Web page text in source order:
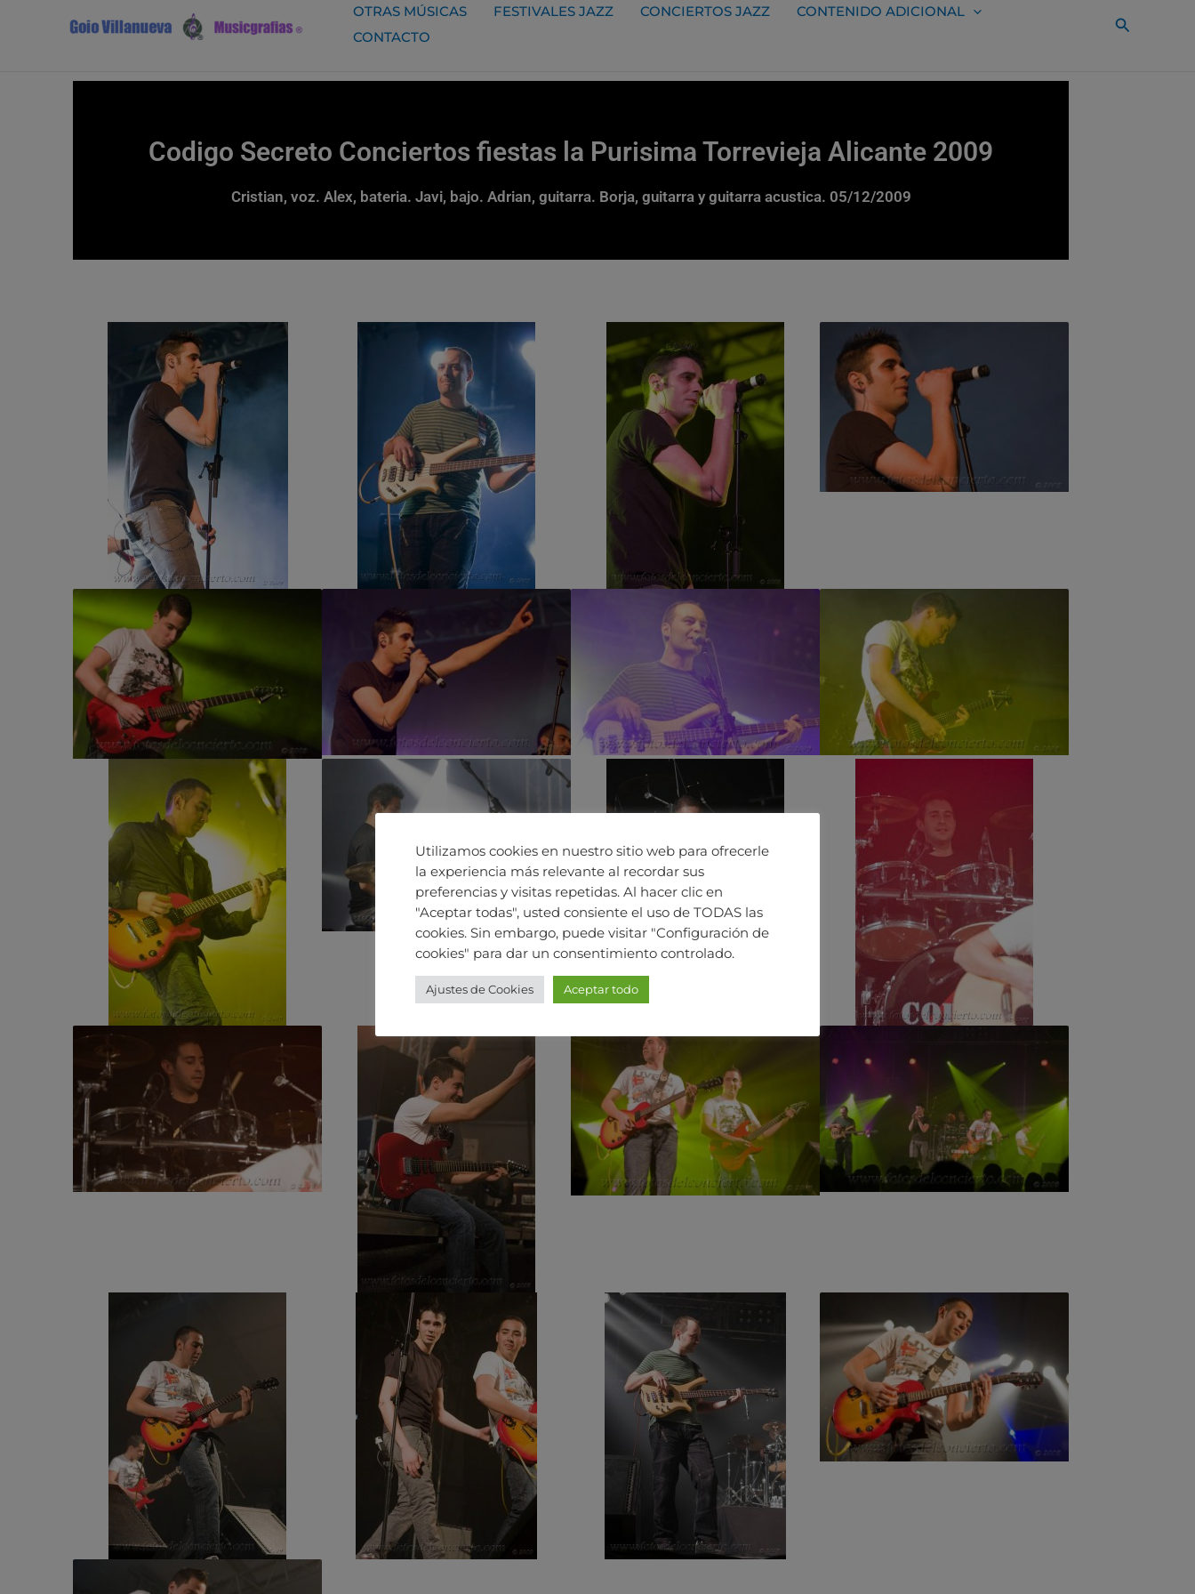
OTRAS MÚSICAS FESTIVALES JAZZ CONCIERTOS JAZZ
CONTENIDO ADICIONAL
CONTACTO
Buscar
Codigo Secreto Conciertos fiestas la Purisima Torrevieja Alicante 2009
Cristian, voz. Alex, bateria. Javi, bajo. Adrian, guitarra. Borja, guitarra y guitarra acustica. 05/12/2009
Utilizamos cookies en nuestro sitio web para ofrecerle
la experiencia más relevante al recordar sus
preferencias y visitas repetidas. Al hacer clic en
"Aceptar todas", usted consiente el uso de TODAS las
cookies. Sin embargo, puede visitar "Configuración de
cookies" para dar un consentimiento controlado.
Ajustes de Cookies Aceptar todo